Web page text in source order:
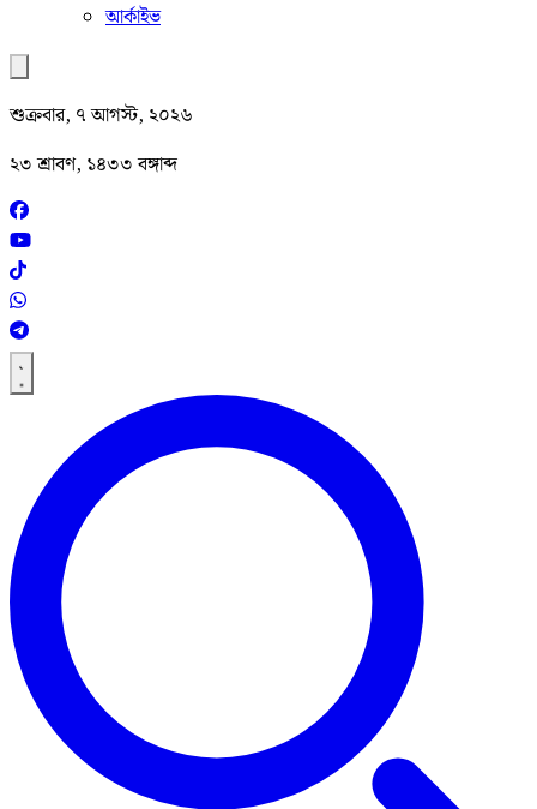
আর্কাইভ
শুক্রবার, ৭ আগস্ট, ২০২৬
২৩ শ্রাবণ, ১৪৩৩ বঙ্গাব্দ